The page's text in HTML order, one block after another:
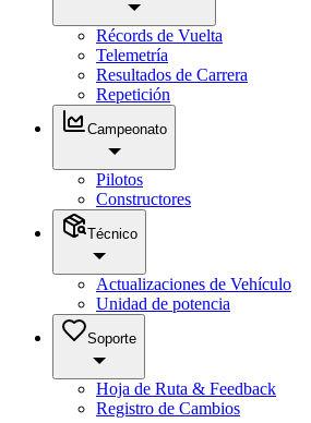
Récords de Vuelta
Telemetría
Resultados de Carrera
Repetición
Campeonato
Pilotos
Constructores
Técnico
Actualizaciones de Vehículo
Unidad de potencia
Soporte
Hoja de Ruta & Feedback
Registro de Cambios